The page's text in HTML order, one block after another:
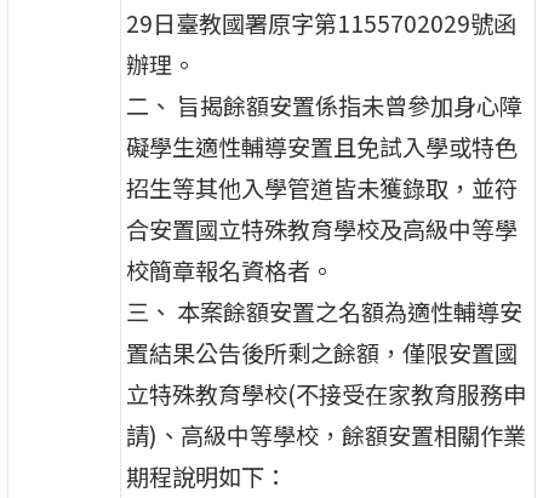
29日臺教國署原字第1155702029號函
辦理。
二、 旨揭餘額安置係指未曾參加身心障
礙學生適性輔導安置且免試入學或特色
招生等其他入學管道皆未獲錄取，並符
合安置國立特殊教育學校及高級中等學
校簡章報名資格者。
三、 本案餘額安置之名額為適性輔導安
置結果公告後所剩之餘額，僅限安置國
立特殊教育學校(不接受在家教育服務申
請)、高級中等學校，餘額安置相關作業
期程說明如下：